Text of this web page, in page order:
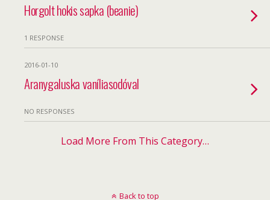
Horgolt hokis sapka (beanie)
1 RESPONSE
2016-01-10
Aranygaluska vaníliasodóval
NO RESPONSES
Load More From This Category…
Back to top